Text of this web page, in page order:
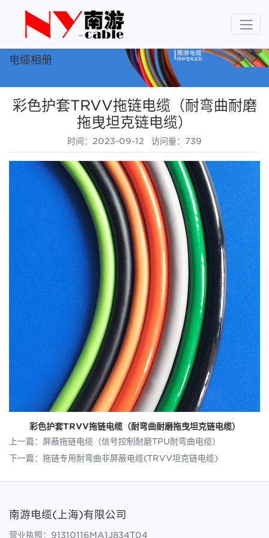
电缆相册
彩色护套TRVV拖链电缆（耐弯曲耐磨
拖曳坦克链电缆）
时间：2023-09-12 访问量：739
彩色护套TRVV拖链电缆（耐弯曲耐磨拖曳坦克链电缆）
上一篇： 屏蔽拖链电缆（信号控制耐磨TPU耐弯曲电缆）
下一篇： 拖链专用耐弯曲非屏蔽电缆(TRVV坦克链电缆)
南游电缆(上海)有限公司
营业执照：91310116MA1J834T04